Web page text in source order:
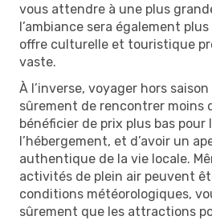
vous attendre à une plus
l’ambiance sera également
offre culturelle et touristique
vaste.
À l’inverse, voyager hors
sûrement de rencontrer moins
bénéficier de prix plus bas pour
l’hébergement, et d’avoir un
authentique de la vie locale.
activités de plein air peuvent
conditions météorologiques,
sûrement que les attractions